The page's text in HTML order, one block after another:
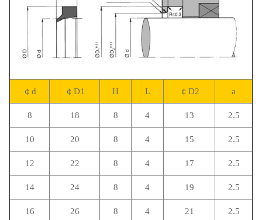
￠d ￠D1 H L ￠D2 a
8 18 8 4 13 2.5
10 20 8 4 15 2.5
12 22 8 4 17 2.5
14 24 8 4 19 2.5
16 26 8 4 21 2.5